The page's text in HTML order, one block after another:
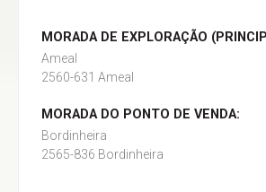
MORADA DE EXPLORAÇÃO
Ameal
2560-631 Ameal
MORADA DO PONTO DE VENDA:
Bordinheira
2565-836 Bordinheira